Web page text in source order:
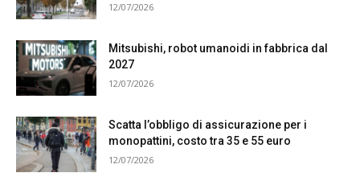
12/07/2026
Mitsubishi, robot umanoidi in fabbrica dal
2027
12/07/2026
Scatta l’obbligo di assicurazione per i
monopattini, costo tra 35 e 55 euro
12/07/2026